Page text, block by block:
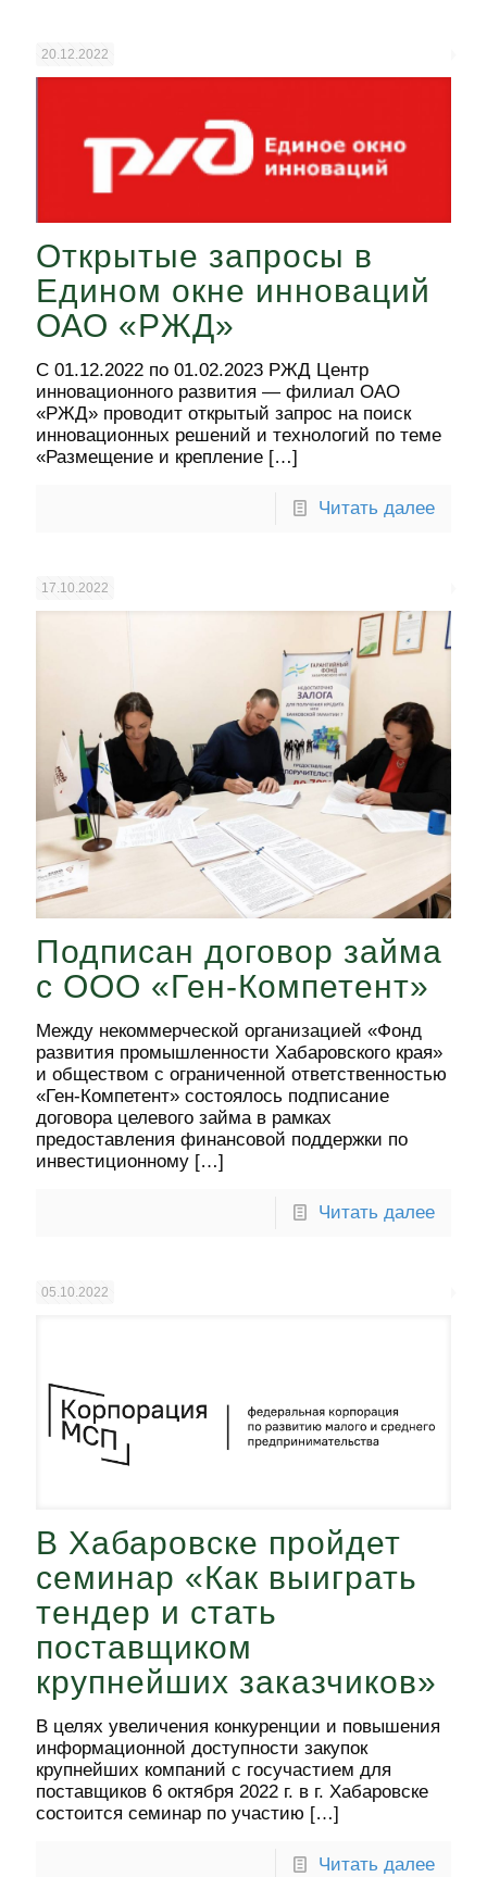
20.12.2022
Открытые запросы в
Едином окне инноваций
ОАО «РЖД»
С 01.12.2022 по 01.02.2023 РЖД Центр
инновационного развития — филиал ОАО
«РЖД» проводит открытый запрос на поиск
инновационных решений и технологий по теме
«Размещение и крепление […]
Читать далее
17.10.2022
Подписан договор займа
с ООО «Ген-Компетент»
Между некоммерческой организацией «Фонд
развития промышленности Хабаровского края»
и обществом с ограниченной ответственностью
«Ген-Компетент» состоялось подписание
договора целевого займа в рамках
предоставления финансовой поддержки по
инвестиционному […]
Читать далее
05.10.2022
В Хабаровске пройдет
семинар «Как выиграть
тендер и стать
поставщиком
крупнейших заказчиков»
В целях увеличения конкуренции и повышения
информационной доступности закупок
крупнейших компаний с госучастием для
поставщиков 6 октября 2022 г. в г. Хабаровске
состоится семинар по участию […]
Читать далее